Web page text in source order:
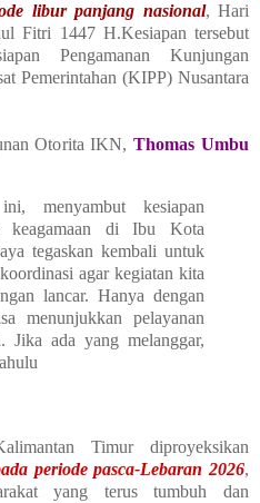
libur panjang nasional, Hari
Fitri 1447 H.Kesiapan tersebut
Pengamanan Kunjungan
Pemerintahan (KIPP) Nusantara
Otorita IKN,Thomas Umbu
menyambut kesiapan
keagamaan di Ibu Kota
tegaskan kembali untuk
agar kegiatan kita
lancar. Hanya dengan
menunjukkan pelayanan
Jika ada yang melanggar,
Timur diproyeksikan
periode pasca-Lebaran 2026,
yang terus tumbuh dan